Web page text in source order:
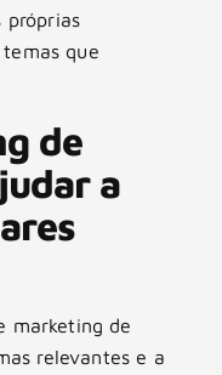
próprias
que
de
a
marketing de
relevantes e a